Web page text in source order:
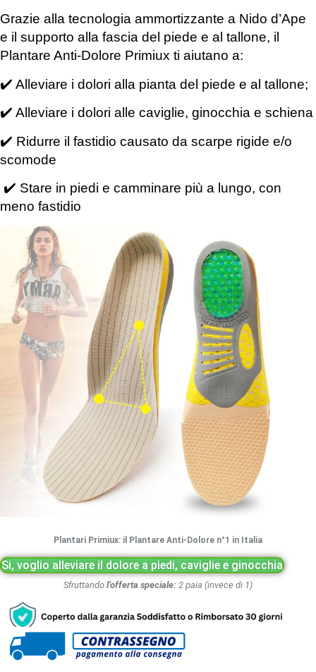
Grazie alla tecnologia ammortizzante a Nido d’Ape
e il supporto alla fascia del piede e al tallone, il
Plantare Anti-Dolore Primiux ti aiutano a:
✔️ Alleviare i dolori alla pianta del piede e al tallone;
✔️ Alleviare i dolori alle caviglie, ginocchia e schiena
✔️ Ridurre il fastidio causato da scarpe rigide e/o
scomode
✔️ Stare in piedi e camminare più a lungo, con
meno fastidio
Plantari Primiux: il Plantare Anti-Dolore n°1 in Italia
Si, voglio alleviare il dolore a piedi, caviglie e ginocchia
Sfruttando l’offerta speciale: 2 paia (invece di 1)